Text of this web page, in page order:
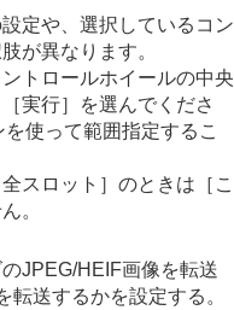
定や、選択しているコン
が異なります。
トロールホイールの中央
［実行］
を選んでくださ
使って範囲指定するこ
全スロット］ のときは ［こ
。
JPEG/HEIF画像を転送
送するかを設定する。